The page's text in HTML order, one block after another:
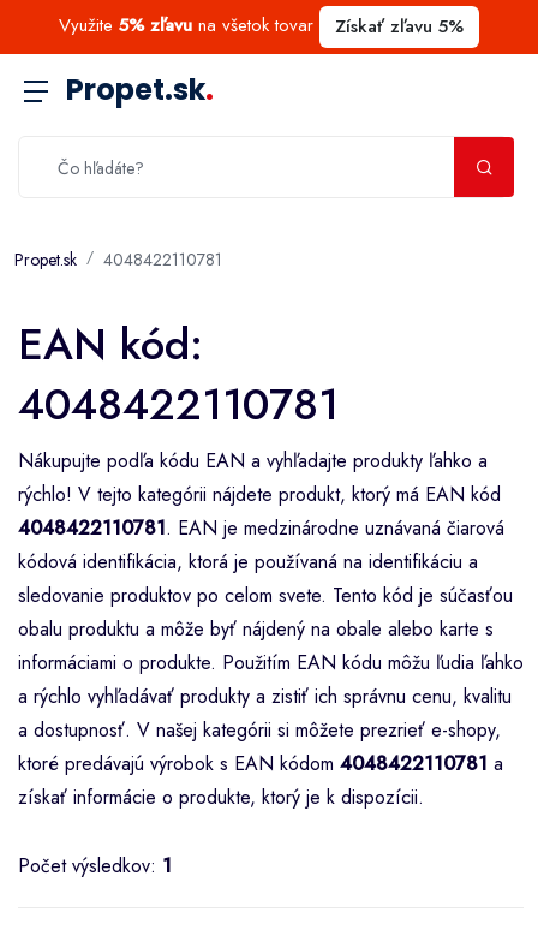
Využite 5% zľavu na všetok tovar Získať zľavu 5%
Propet.sk.
Propet.sk 4048422110781
EAN kód:
4048422110781
Nákupujte podľa kódu EAN a vyhľadajte produkty ľahko a
rýchlo! V tejto kategórii nájdete produkt, ktorý má EAN kód
4048422110781. EAN je medzinárodne uznávaná čiarová
kódová identifikácia, ktorá je používaná na identifikáciu a
sledovanie produktov po celom svete. Tento kód je súčasťou
obalu produktu a môže byť nájdený na obale alebo karte s
informáciami o produkte. Použitím EAN kódu môžu ľudia ľahko
a rýchlo vyhľadávať produkty a zistiť ich správnu cenu, kvalitu
a dostupnosť. V našej kategórii si môžete prezrieť e-shopy,
ktoré predávajú výrobok s EAN kódom 4048422110781 a
získať informácie o produkte, ktorý je k dispozícii.
Počet výsledkov: 1